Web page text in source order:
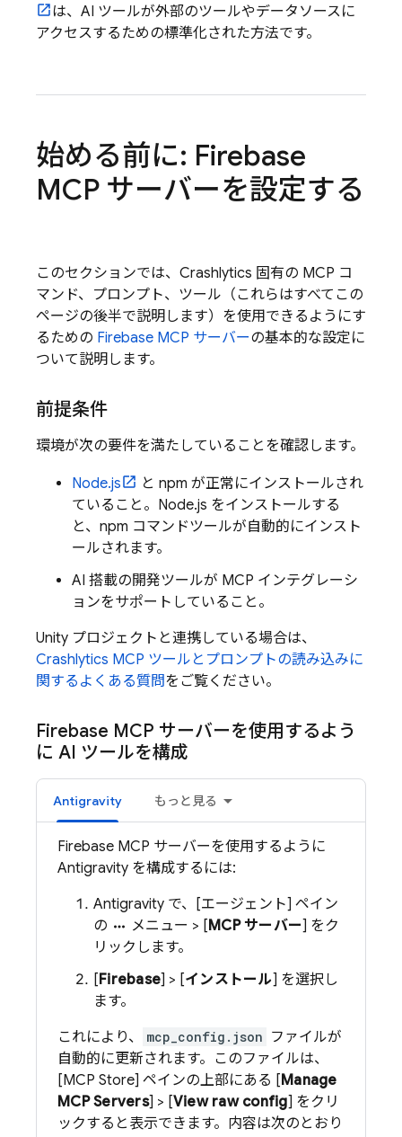
は、AI ツールが外部のツールやデータソースに
アクセスするための標準化された方法です。
始める前に: Firebase
MCP サーバーを設定する
このセクションでは、 Crashlytics 固有の MCP コ
マンド、プロンプト、ツール（これらはすべてこの
ページの後半で説明します）を使用できるようにす
るための Firebase MCP サーバーの基本的な設定に
ついて説明します。
前提条件
環境が次の要件を満たしていることを確認します。
Node.js
と npm が正常にインストールされ
ていること。Node.js をインストールする
と、npm コマンドツールが自動的にインスト
ールされます。
AI 搭載の開発ツールが MCP インテグレーシ
ョンをサポートしていること。
Unity プロジェクトと連携している場合は、
Crashlytics MCP ツールとプロンプトの読み込みに
関するよくある質問をご覧ください。
Firebase MCP サーバーを使用するよう
に AI ツールを構成
Antigravity もっと見る
Firebase MCP サーバーを使用するように
Antigravity を構成するには:
Antigravity で、[エージェント] ペイン
の more_horiz メニュー > [MCP サーバー] をク
リックします。
[Firebase] > [インストール] を選択し
ます。
これにより、
mcp_config.json ファイルが
自動的に更新されます。このファイルは、
[MCP Store] ペインの上部にある [Manage
MCP Servers] > [View raw config] をクリ
ックすると表示できます。内容は次のとおり